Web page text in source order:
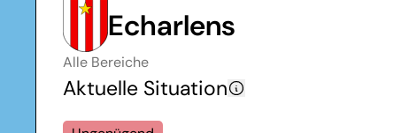
Echarlens
Alle Bereiche
Aktuelle Situation